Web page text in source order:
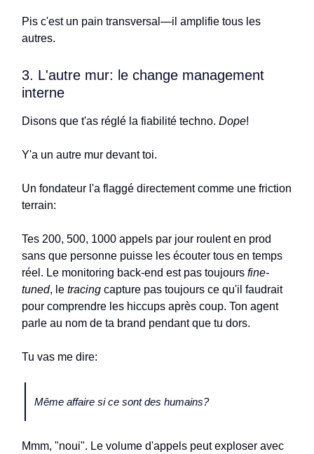
Pis c'est un pain transversal—il amplifie tous les
autres.
3. L'autre mur: le change management
interne
Disons que t'as réglé la fiabilité techno. Dope!
Y'a un autre mur devant toi.
Un fondateur l'a flaggé directement comme une friction
terrain:
Tes 200, 500, 1000 appels par jour roulent en prod
sans que personne puisse les écouter tous en temps
réel. Le monitoring back-end est pas toujours fine-
tuned, le tracing capture pas toujours ce qu'il faudrait
pour comprendre les hiccups après coup. Ton agent
parle au nom de ta brand pendant que tu dors.
Tu vas me dire:
Même affaire si ce sont des humains?
Mmm, "noui". Le volume d'appels peut exploser avec